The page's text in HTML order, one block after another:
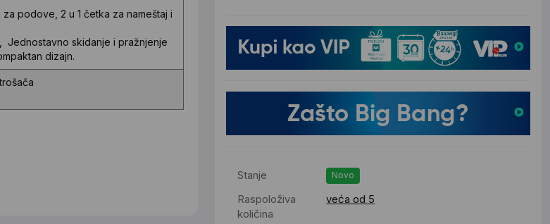
Stanje Novo
Raspoloživa
količina
veća od 5
podove, 2 u 1 četka za nameštaj i
Jednostavno skidanje i pražnjenje
dizajn.